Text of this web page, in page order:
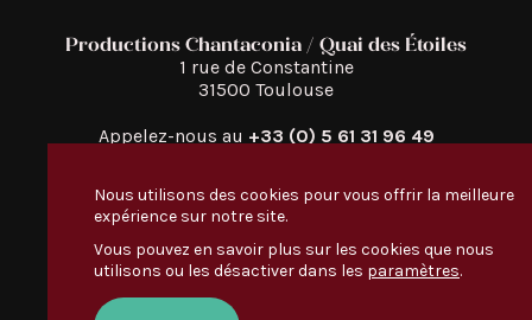
Productions Chantaconia / Quai des Étoiles
1 rue de Constantine
31500 Toulouse
Appelez-nous au +33 (0) 5 61 31 96 49
DécouvrirQuai des Étoiles:
TOUT LE MONDE EN PARLE
Nous utilisons des cookies pour vous offrir la meilleure
expérience sur notre site.
Vous pouvez en savoir plus sur les cookies que nous
utilisons ou les désactiver dans les paramètres.